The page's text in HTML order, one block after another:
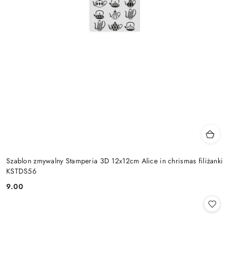
Szablon zmywalny Stamperia 3D 12x12cm Alice in chrismas filiżanki
KSTDS56
Cena:
9.00